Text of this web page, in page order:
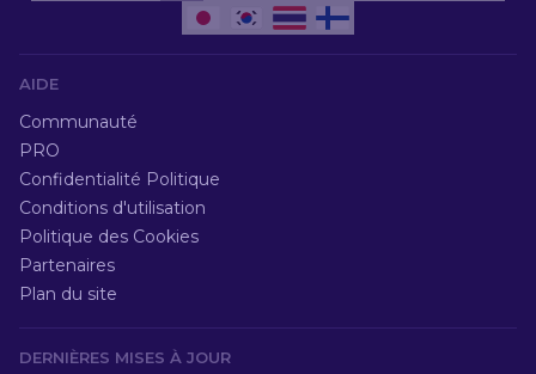
AIDE
Communauté
PRO
Confidentialité Politique
Conditions d'utilisation
Politique des Cookies
Partenaires
Plan du site
DERNIÈRES MISES À JOUR